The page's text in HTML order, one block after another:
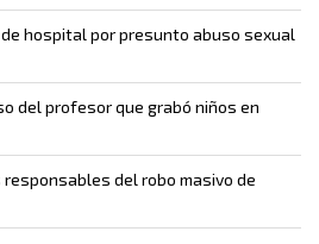
hospital por presunto abuso sexual
del profesor que grabó niños en
del robo masivo de